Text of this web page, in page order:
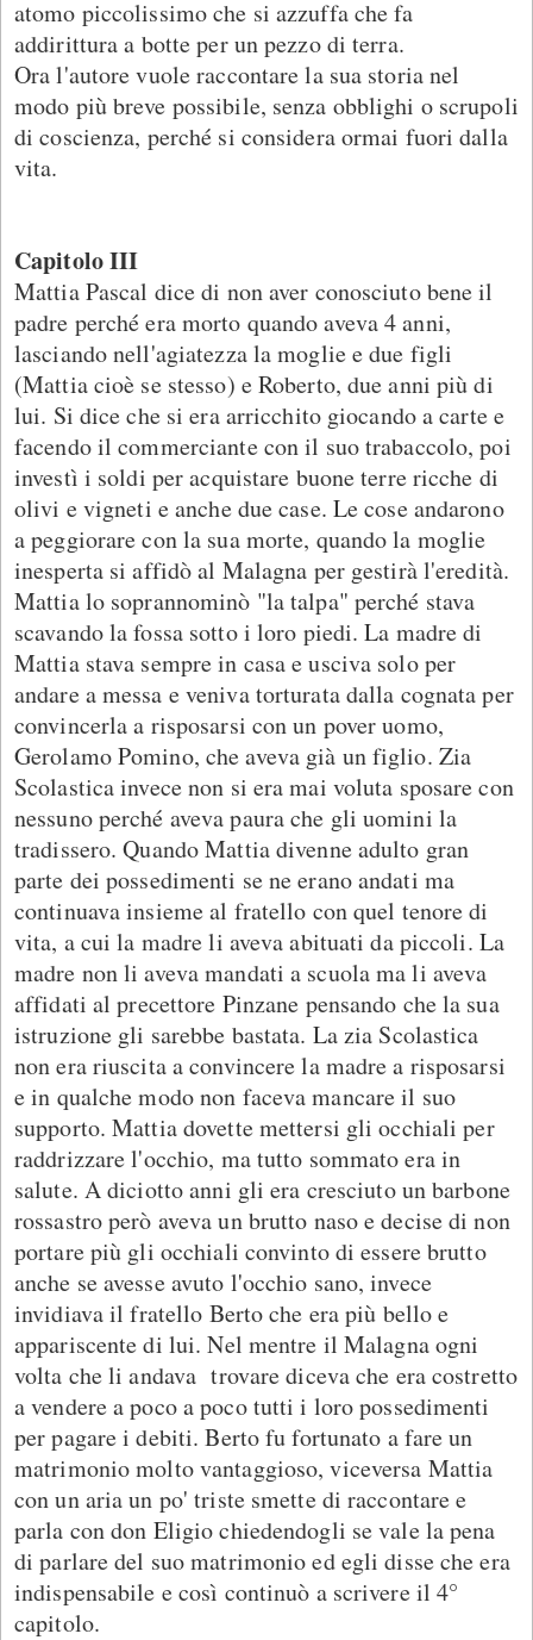
atomo piccolissimo che si azzuffa che fa
addirittura a botte per un pezzo di terra.
Ora l'autore vuole raccontare la sua storia nel
modo più breve possibile, senza obblighi o scrupoli
di coscienza, perché si considera ormai fuori dalla
vita.
Capitolo III
Mattia Pascal dice di non aver conosciuto bene il
padre perché era morto quando aveva 4 anni,
lasciando nell'agiatezza la moglie e due figli
(Mattia cioè se stesso) e Roberto, due anni più di
lui. Si dice che si era arricchito giocando a carte e
facendo il commerciante con il suo trabaccolo, poi
investì i soldi per acquistare buone terre ricche di
olivi e vigneti e anche due case. Le cose andarono
a peggiorare con la sua morte, quando la moglie
inesperta si affidò al Malagna per gestirà l'eredità.
Mattia lo soprannominò "la talpa" perché stava
scavando la fossa sotto i loro piedi. La madre di
Mattia stava sempre in casa e usciva solo per
andare a messa e veniva torturata dalla cognata per
convincerla a risposarsi con un pover uomo,
Gerolamo Pomino, che aveva già un figlio. Zia
Scolastica invece non si era mai voluta sposare con
nessuno perché aveva paura che gli uomini la
tradissero. Quando Mattia divenne adulto gran
parte dei possedimenti se ne erano andati ma
continuava insieme al fratello con quel tenore di
vita, a cui la madre li aveva abituati da piccoli. La
madre non li aveva mandati a scuola ma li aveva
affidati al precettore Pinzane pensando che la sua
istruzione gli sarebbe bastata. La zia Scolastica
non era riuscita a convincere la madre a risposarsi
e in qualche modo non faceva mancare il suo
supporto. Mattia dovette mettersi gli occhiali per
raddrizzare l'occhio, ma tutto sommato era in
salute. A diciotto anni gli era cresciuto un barbone
rossastro però aveva un brutto naso e decise di non
portare più gli occhiali convinto di essere brutto
anche se avesse avuto l'occhio sano, invece
invidiava il fratello Berto che era più bello e
appariscente di lui. Nel mentre il Malagna ogni
volta che li andava trovare diceva che era costretto
a vendere a poco a poco tutti i loro possedimenti
per pagare i debiti. Berto fu fortunato a fare un
matrimonio molto vantaggioso, viceversa Mattia
con un aria un po' triste smette di raccontare e
parla con don Eligio chiedendogli se vale la pena
di parlare del suo matrimonio ed egli disse che era
indispensabile e così continuò a scrivere il 4°
capitolo.